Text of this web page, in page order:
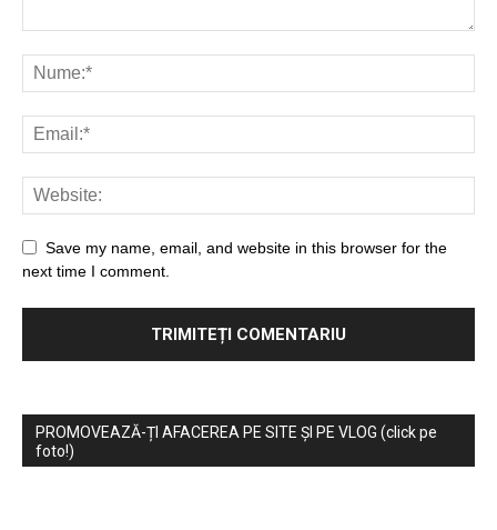
Save my name, email, and website in this browser for the
next time I comment.
PROMOVEAZĂ-ȚI AFACEREA PE SITE ȘI PE VLOG (click pe
foto!)